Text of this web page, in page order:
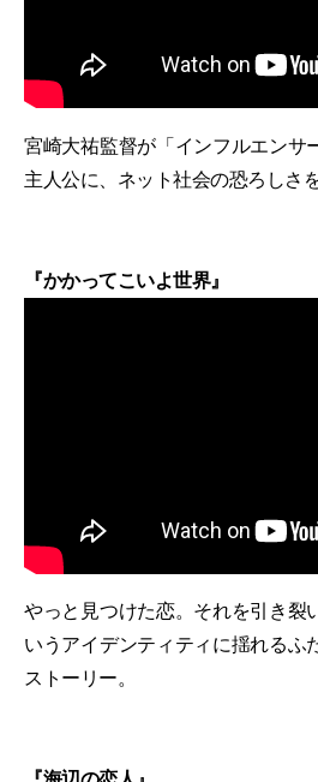
宮崎大祐監督が「インフルエンサ
主人公に、ネット社会の恐ろしさ
『かかってこいよ世界』
やっと見つけた恋。それを引き裂
いうアイデンティティに揺れるふ
ストーリー。